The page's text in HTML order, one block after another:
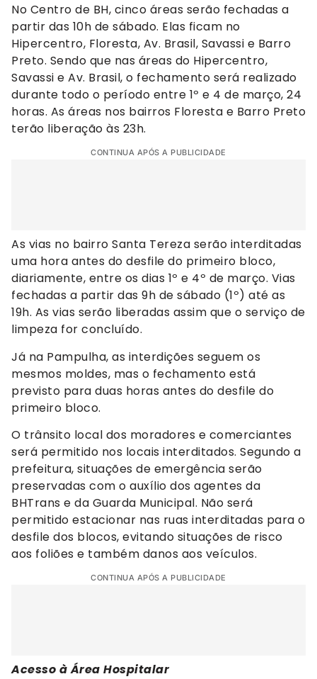
No Centro de BH, cinco áreas serão fechadas a
partir das 10h de sábado. Elas ficam no
Hipercentro, Floresta, Av. Brasil, Savassi e Barro
Preto. Sendo que nas áreas do Hipercentro,
Savassi e Av. Brasil, o fechamento será realizado
durante todo o período entre 1º e 4 de março, 24
horas. As áreas nos bairros Floresta e Barro Preto
terão liberação às 23h.
CONTINUA APÓS A PUBLICIDADE
As vias no bairro Santa Tereza serão interditadas
uma hora antes do desfile do primeiro bloco,
diariamente, entre os dias 1º e 4º de março. Vias
fechadas a partir das 9h de sábado (1º) até as
19h. As vias serão liberadas assim que o serviço de
limpeza for concluído.
Já na Pampulha, as interdições seguem os
mesmos moldes, mas o fechamento está
previsto para duas horas antes do desfile do
primeiro bloco.
O trânsito local dos moradores e comerciantes
será permitido nos locais interditados. Segundo a
prefeitura, situações de emergência serão
preservadas com o auxílio dos agentes da
BHTrans e da Guarda Municipal. Não será
permitido estacionar nas ruas interditadas para o
desfile dos blocos, evitando situações de risco
aos foliões e também danos aos veículos.
CONTINUA APÓS A PUBLICIDADE
Acesso à Área Hospitalar